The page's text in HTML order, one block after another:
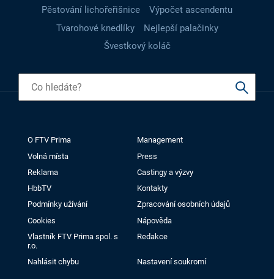
Pěstování lichořeřišnice
Výpočet ascendentu
Tvarohové knedlíky
Nejlepší palačinky
Švestkový koláč
O FTV Prima
Management
Volná místa
Press
Reklama
Castingy a výzvy
HbbTV
Kontakty
Podmínky užívání
Zpracování osobních údajů
Cookies
Nápověda
Vlastník FTV Prima spol. s
r.o.
Redakce
Nahlásit chybu Nastavení soukromí